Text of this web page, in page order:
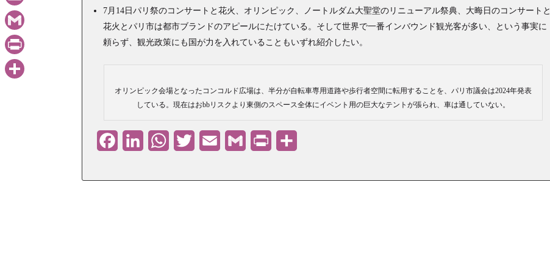
7月14日パリ祭のコンサートと花火、オリンピック、ノートルダム大聖堂のリニューアル祭典、大晦日のコンサートと
花火とパリ市は都市ブランドのアピールにたけている。そして世界で一番インバウンド観光客が多い、という事実に
頼らず、観光政策にも国が力を入れていることもいずれ紹介したい。
オリンピック会場となったコンコルド広場は、半分が自転車専用道路や歩行者空間に転用することを、パリ市議会は2024年発表
している。現在はおbbリスクより東側のスペース全体にイベント用の巨大なテントが張られ、車は通していない。
FacebookLinkedInWhatsApp
Twitter Email Gmail PrintFriendly
Email
Gmail
PrintFriendly